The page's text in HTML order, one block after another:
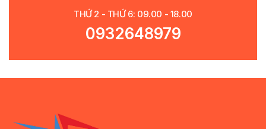
THỨ 2 - THỨ 6: 09.00 - 18.00
0932648979